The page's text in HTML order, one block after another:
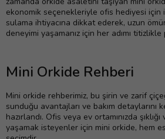
ekonomik seçenekleriyle ofis hediyesi için
sulama ihtiyacına dikkat ederek, uzun
deneyimi yaşamanız için her adımı titizlikle
Mini Orkide Rehberi
Mini orkide rehberimiz, bu şirin ve zarif
sunduğu avantajları ve bakım detaylarını
hazırlandı. Ofis veya ev ortamınızda
yaşamak isteyenler için mini orkide, hem